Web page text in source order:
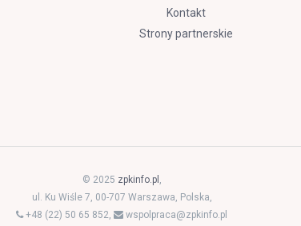
Kontakt
Strony partnerskie
© 2025 zpkinfo.pl ,
ul. Ku Wiśle 7, 00-707 Warszawa, Polska,
+48 (22) 50 65 852,
wspolpraca@zpkinfo.pl